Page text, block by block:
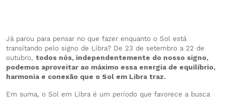
Já parou para pensar no que fazer enquanto o Sol está
transitando pelo signo de Libra? De 23 de setembro a 22 de
outubro, todos nós, independentemente do nosso signo,
podemos aproveitar ao máximo essa energia de equilíbrio,
harmonia e conexão que o Sol em Libra traz.
Em suma, o Sol em Libra é um período que favorece a busca